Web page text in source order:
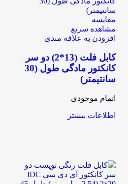
مقایسه
مشاهده سریع
افزودن به علاقه مندی
کابل فلت (13*2) دو سر
کانکتور مادگی طول (30
سانتیمتر)
اتمام موجودی
اطلاعات بیشتر